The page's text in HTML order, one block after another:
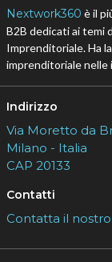
Nextwork360 è il
B2B dedicati ai temi
Imprenditoriale. Ha
imprenditoriale nelle
Indirizzo
Via Moretto da
Milano - Italia
CAP 20133
Contatti
Contatta il